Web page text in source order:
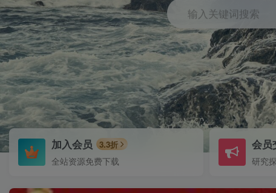
输入关键词搜索
加入会员 3.3折
全站资源免费下载
会员
研究